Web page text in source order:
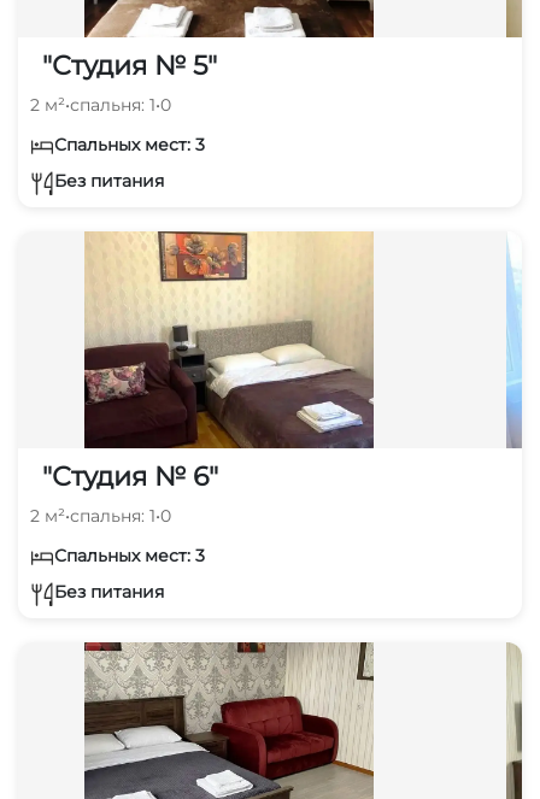
"Студия № 5"
2 м²•спальня: 1•0
Спальных мест: 3
Без питания
"Студия № 6"
2 м²•спальня: 1•0
Спальных мест: 3
Без питания